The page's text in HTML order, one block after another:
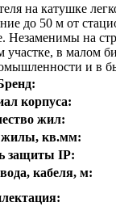
на катушке
до 50 м от
Незаменимы на
в малом
и в
корпуса:
жил:
жилы, кв.мм:
защиты IP:
кабеля, м: